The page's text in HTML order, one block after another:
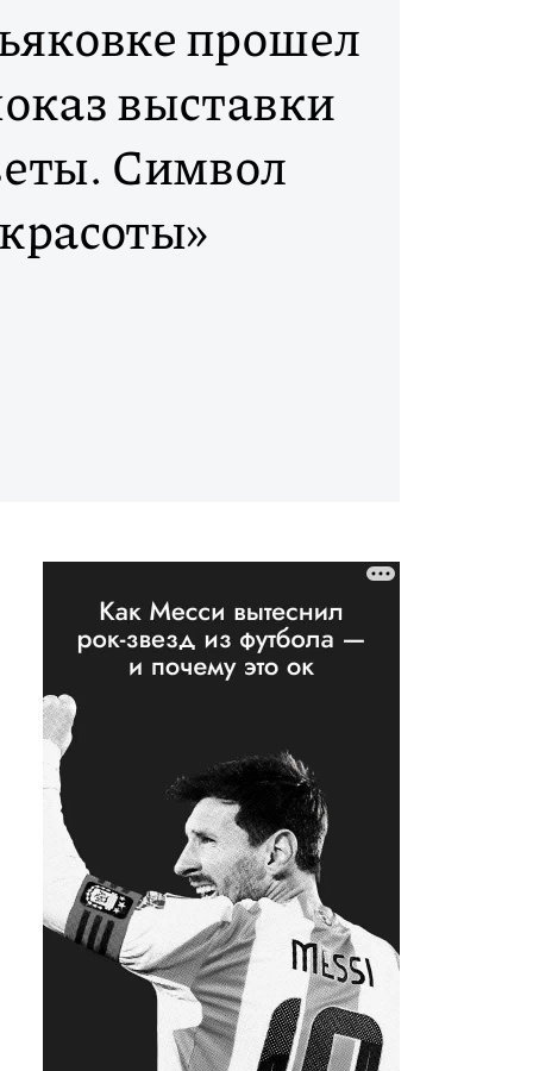
прошел
выставки
Символ